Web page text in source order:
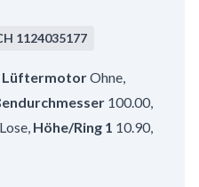
1124035177
LüftermotorOhne
100.00,
Lose Höhe/Ring 1 10.90,